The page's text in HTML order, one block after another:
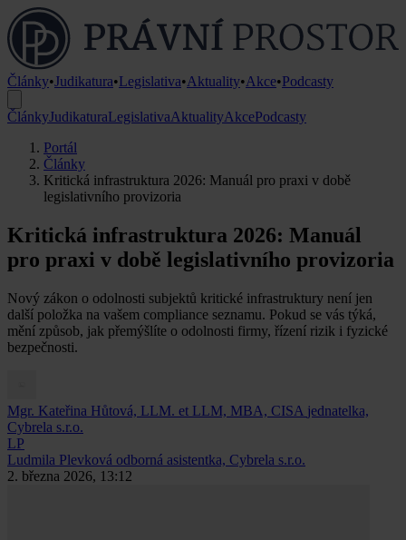
Články•Judikatura•Legislativa•Aktuality•Akce•Podcasty
ČlánkyJudikaturaLegislativaAktualityAkcePodcasty
Portál
Články
Kritická infrastruktura 2026: Manuál pro praxi v době
legislativního provizoria
Kritická infrastruktura 2026: Manuál
pro praxi v době legislativního provizoria
Nový zákon o odolnosti subjektů kritické infrastruktury není jen
další položka na vašem compliance seznamu. Pokud se vás týká,
mění způsob, jak přemýšlíte o odolnosti firmy, řízení rizik i fyzické
bezpečnosti.
Mgr. Kateřina Hůtová, LLM. et LLM, MBA, CISA jednatelka,
Cybrela s.r.o.
LP
Ludmila Plevková odborná asistentka, Cybrela s.r.o.
2. března 2026, 13:12